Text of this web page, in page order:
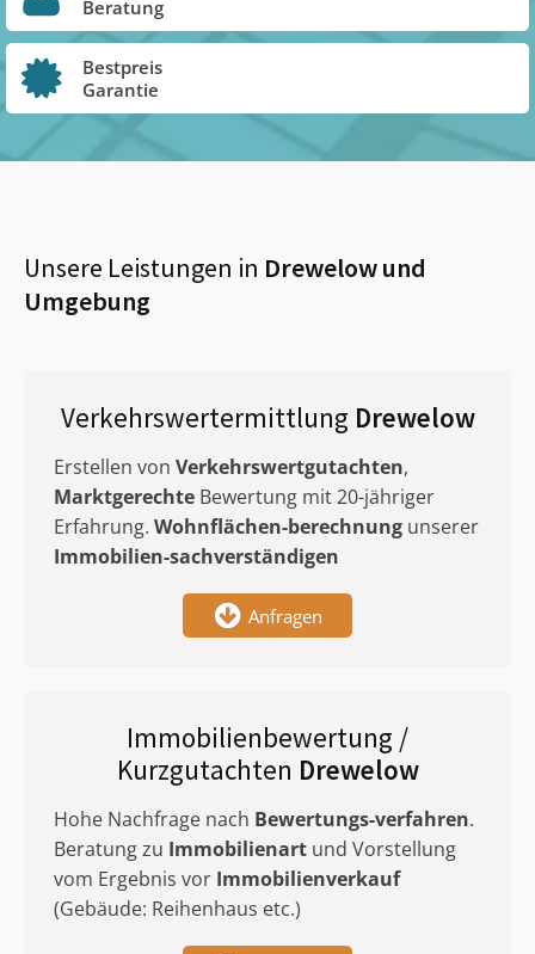
Beratung
Bestpreis
Garantie
Unsere Leistungen in Drewelowund
Umgebung
Verkehrswertermittlung Drewelow
Erstellen von Verkehrswertgutachten,
Marktgerechte Bewertung mit 20-jähriger
Erfahrung. Wohnflächen-berechnung unserer
Immobilien-sachverständigen
Anfragen
Immobilienbewertung /
Kurzgutachten Drewelow
Hohe Nachfrage nach Bewertungs-verfahren.
Beratung zu Immobilienart und Vorstellung
vom Ergebnis vor Immobilienverkauf
(Gebäude: Reihenhaus etc.)